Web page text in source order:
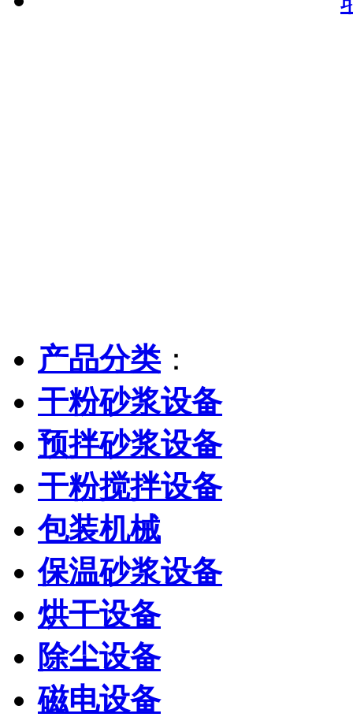
产品分类：
干粉砂浆设备
预拌砂浆设备
干粉搅拌设备
包装机械
保温砂浆设备
烘干设备
除尘设备
磁电设备